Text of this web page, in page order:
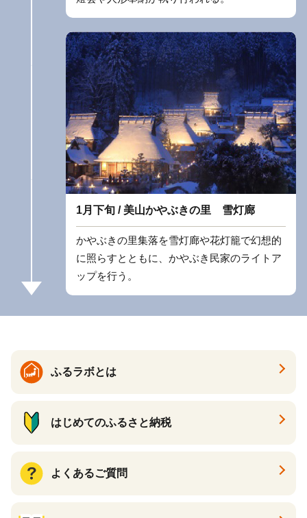
1月下旬 / 美山かやぶきの里 雪灯廊
かやぶきの里集落を雪灯廊や花灯籠で幻想的
に照らすとともに、かやぶき民家のライトア
ップを行う。
ふるラボとは
はじめてのふるさと納税
よくあるご質問